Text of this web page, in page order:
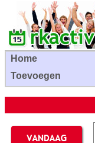
Home
Toevoegen